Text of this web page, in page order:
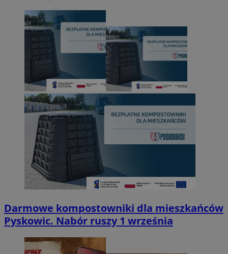
Darmowe kompostowniki dla mieszkańców
Pyskowic. Nabór ruszy 1 września